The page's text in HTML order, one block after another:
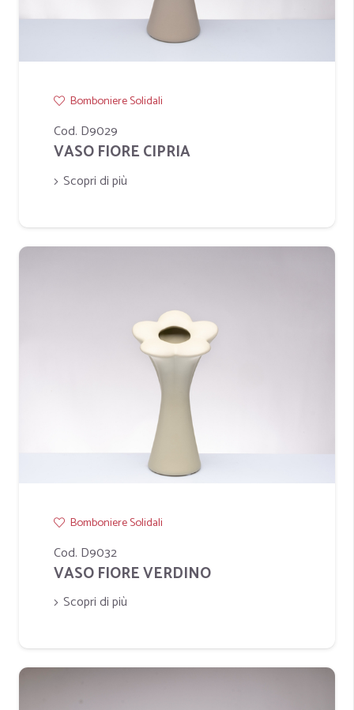
Bomboniere Solidali
Cod. D9029
VASO FIORE CIPRIA
Scopri di più
Bomboniere Solidali
Cod. D9032
VASO FIORE VERDINO
Scopri di più